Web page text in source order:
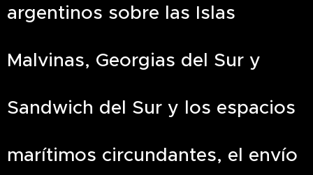
argentinos sobre las Islas
Malvinas, Georgias del Sur y
Sandwich del Sur y los espacios
marítimos circundantes, el envío